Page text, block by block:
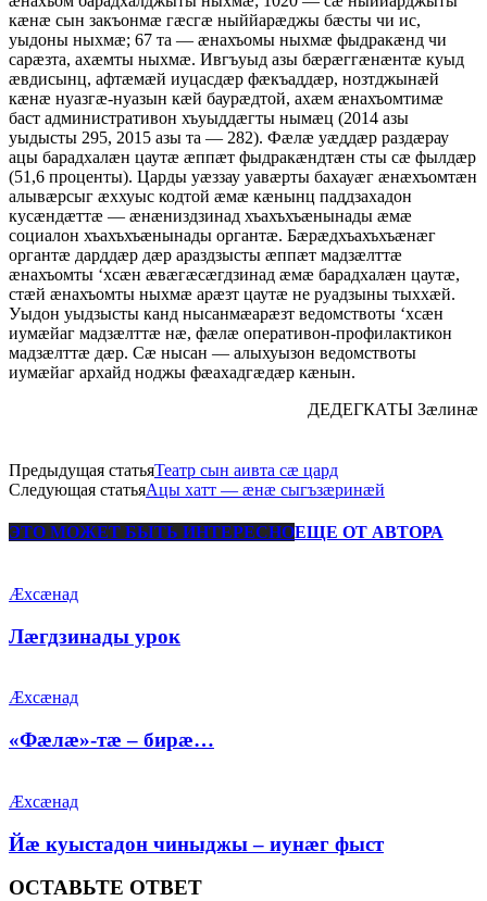
кæнæ сын закъонмæ гæсгæ ныййарæджы бæсты чи ис,
уыдоны ныхмæ; 67 та — æнахъомы ныхмæ фыдракæнд чи
сарæзта, ахæмты ныхмæ. Ивгъуыд азы бæрæггæнæнтæ куыд
æвдисынц, афтæмæй иуцасдæр фæкъаддæр, нозтджынæй
кæнæ нуазгæ-нуазын кæй баурæдтой, ахæм æнахъомтимæ
баст административон хъуыддæгты нымæц (2014 азы
уыдысты 295, 2015 азы та — 282). Фæлæ уæддæр раздæрау
ацы барадхалæн цаутæ æппæт фыдракæндтæн сты сæ фылдæр
(51,6 проценты). Царды уæззау уавæрты бахауæг æнæхъомтæн
алывæрсыг æххуыс кодтой æмæ кæнынц паддзахадон
кусæндæттæ — æнæниздзинад хъахъхъæнынады æмæ
социалон хъахъхъæнынады органтæ. Бæрæдхъахъхъæнæг
органтæ дарддæр дæр араздзысты æппæт мадзæлттæ
æнахъомты ‘хсæн æвæгæсæгдзинад æмæ барадхалæн цаутæ,
стæй æнахъомты ныхмæ арæзт цаутæ не руадзыны тыххæй.
Уыдон уыдзысты канд нысанмæарæзт ведомствоты ‘хсæн
иумæйаг мадзæлттæ нæ, фæлæ оперативон-профилактикон
мадзæлттæ дæр. Сæ нысан — алыхуызон ведомствоты
иумæйаг архайд ноджы фæахадгæдæр кæнын.
ДЕДЕГКАТЫ Зæлинæ
Предыдущая статьяТеатр сын аивта сæ цард
Следующая статьяАцы хатт — æнæ сыгъзæринæй
ЭТО МОЖЕТ БЫТЬ ИНТЕРЕСНОЕЩЕ ОТ АВТОРА
Æхсæнад
Лæгдзинады урок
Æхсæнад
«Фæлæ»-тæ – бирæ…
Æхсæнад
Йæ куыстадон чиныджы – иунæг фыст
ОСТАВЬТЕ ОТВЕТ